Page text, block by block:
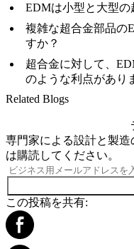
EDMは小型と大型の
複雑な超合金部品の
すか？
超合金に対して、
のような利点があり
Related Blogs
専門家による設計と製
は購読してください。
この投稿を共有: